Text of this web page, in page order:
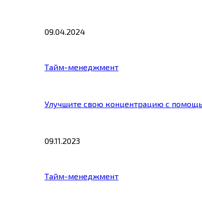
09.04.2024
Тайм-менеджмент
Улучшите свою концентрацию с
09.11.2023
Тайм-менеджмент